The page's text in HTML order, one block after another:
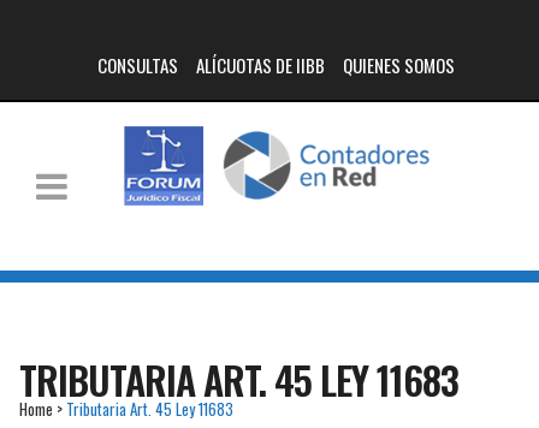
CONSULTAS ALÍCUOTAS DE IIBB QUIENES SOMOS
TRIBUTARIA ART. 45 LEY 11683
Home > Tributaria Art. 45 Ley 11683